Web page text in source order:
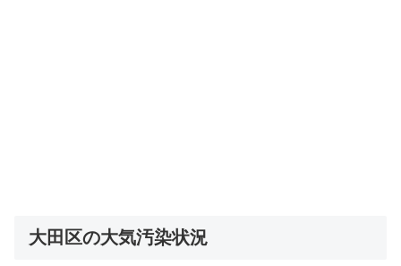
大田区の大気汚染状況